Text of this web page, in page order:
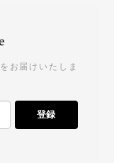
お届けいたしま
登録